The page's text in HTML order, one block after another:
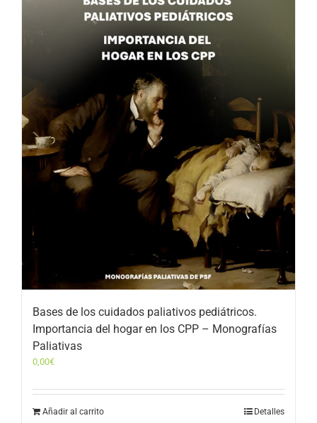
Bases de los cuidados paliativos pediátricos.
Importancia del hogar en los CPP – Monografías
Paliativas
0,00€
Añadir al carrito Detalles